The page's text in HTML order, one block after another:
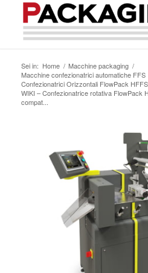
Sei in: Home / Macchine packaging /
Macchine confezionatrici automatiche FFS
Confezionatrici Orizzontali FlowPack HFFS
WIKI – Confezionatrice rotativa FlowPack
compat...